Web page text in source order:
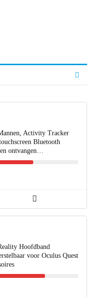
Activity Tracker
Bluetooth
ontvangen…
Hoofdband
voor Oculus Quest